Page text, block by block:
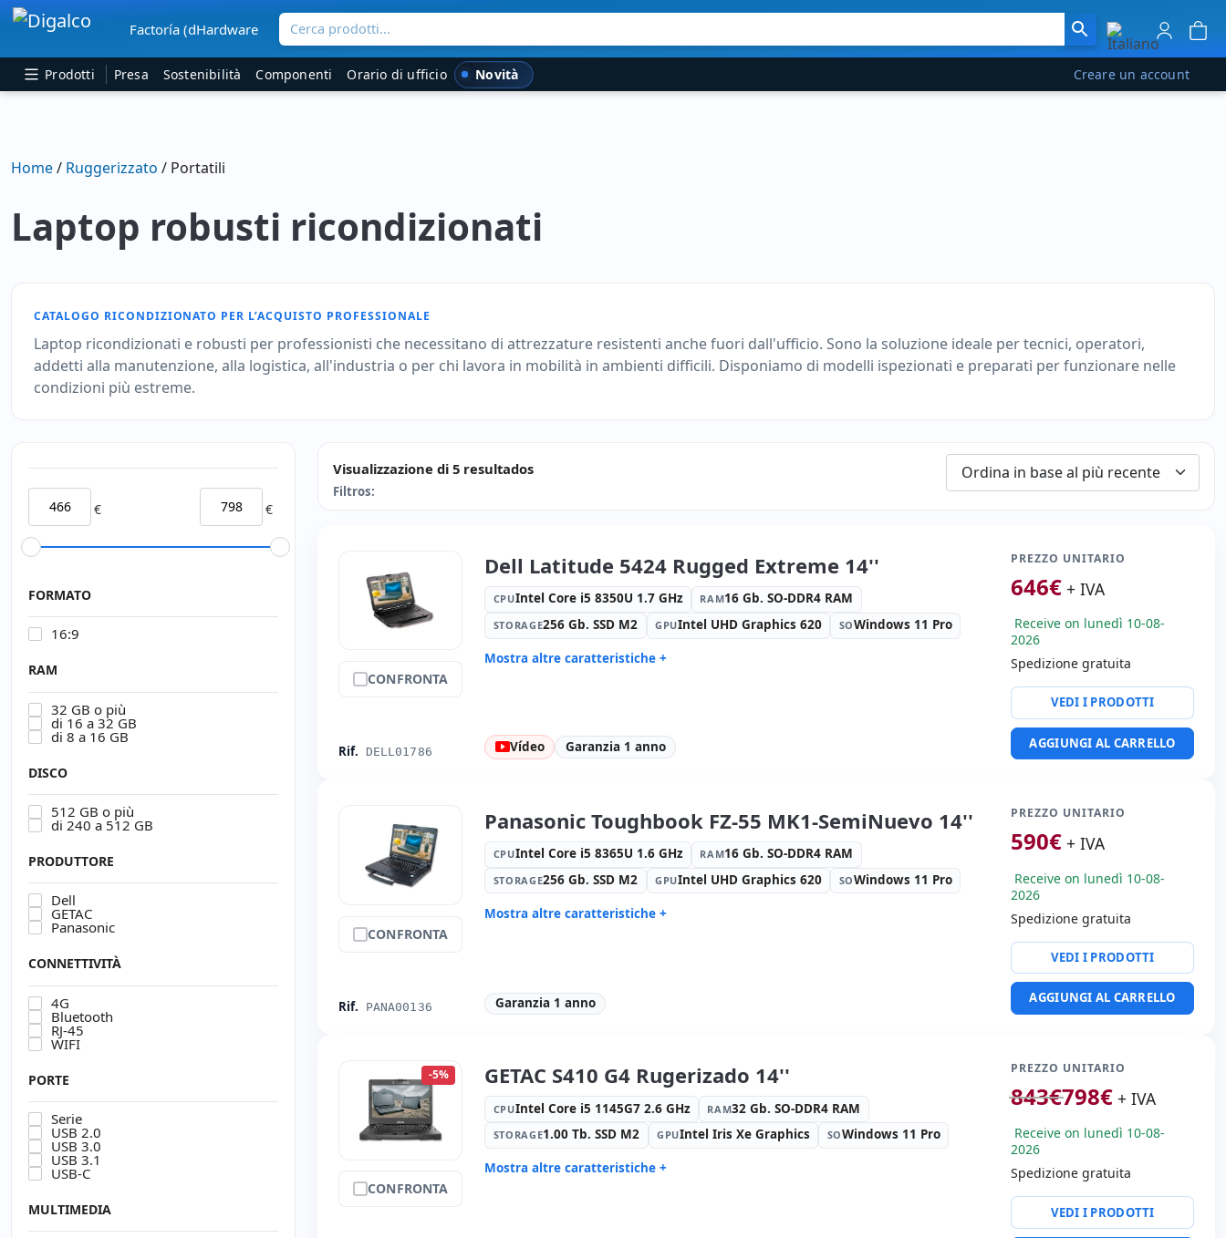
Navigazione principale
Factoría (dHardware Cerca prodotti...
Prodotti Presa Sostenibilità Componenti Orario di ufficio Novità Creare un account
Home/ Ruggerizzato / Portatili
Laptop robusti ricondizionati
CATALOGO RICONDIZIONATO PER L’ACQUISTO PROFESSIONALE
Laptop ricondizionati e robusti per professionisti che necessitano di attrezzature resistenti anche fuori dall'ufficio. Sono la soluzione ideale per tecnici, operatori,
addetti alla manutenzione, alla logistica, all'industria o per chi lavora in mobilità in ambienti difficili. Disponiamo di modelli ispezionati e preparati per funzionare nelle
condizioni più estreme.
€ €
FORMATO
16:9
RAM
32 GB o più
di 16 a 32 GB
di 8 a 16 GB
DISCO
512 GB o più
di 240 a 512 GB
PRODUTTORE
Dell
GETAC
Panasonic
CONNETTIVITÀ
4G
Bluetooth
RJ-45
WIFI
PORTE
Serie
USB 2.0
USB 3.0
USB 3.1
USB-C
MULTIMEDIA
Visualizzazione di 5 resultados
Filtros:
CONFRONTA
Rif. DELL01786
Dell Latitude 5424 Rugged Extreme 14''
CPUIntel Core i5 8350U 1.7 GHz RAM16 Gb. SO-DDR4 RAM
STORAGE256 Gb. SSD M2 GPUIntel UHD Graphics 620 SOWindows 11 Pro
Mostra altre caratteristiche +
Porte video: HDMI · Mini Display
Altri: Imballaggio hR Dimensioni: 29x5x35 cm.
Peso: 3.20 Kg.
Vídeo Garanzia 1 anno
PREZZO UNITARIO
646€ + IVA
Receive on lunedì 10-08-
2026
Spedizione gratuita
VEDI I PRODOTTI
AGGIUNGI AL CARRELLO
CONFRONTA
Rif. PANA00136
Panasonic Toughbook FZ-55 MK1-SemiNuevo 14''
CPUIntel Core i5 8365U 1.6 GHz RAM16 Gb. SO-DDR4 RAM
STORAGE256 Gb. SSD M2 GPUIntel UHD Graphics 620 SOWindows 11 Pro
Mostra altre caratteristiche +
Internazionale (adesivi spagnoli)
Dimensioni: 34x27x3 cm. Peso: 2.00 Kg.
Garanzia 1 anno
PREZZO UNITARIO
590€ + IVA
Receive on lunedì 10-08-
2026
Spedizione gratuita
VEDI I PRODOTTI
AGGIUNGI AL CARRELLO
-5%
CONFRONTA
GETAC S410 G4 Rugerizado 14''
CPUIntel Core i5 1145G7 2.6 GHz RAM32 Gb. SO-DDR4 RAM
STORAGE1.00 Tb. SSD M2 GPUIntel Iris Xe Graphics SOWindows 11 Pro
Mostra altre caratteristiche +
PREZZO UNITARIO
843€798€ + IVA
Receive on lunedì 10-08-
2026
Spedizione gratuita
VEDI I PRODOTTI